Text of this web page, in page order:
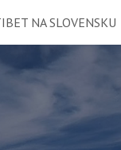
NA SLOVENSKU